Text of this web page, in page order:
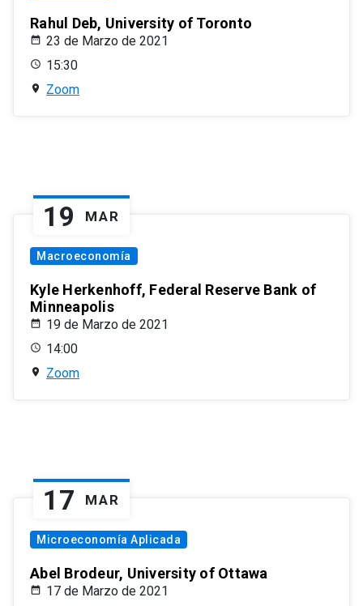
Rahul Deb, University of Toronto
23 de Marzo de 2021
15:30
Zoom
19 MAR
Macroeconomía
Kyle Herkenhoff, Federal Reserve Bank of
Minneapolis
19 de Marzo de 2021
14:00
Zoom
17 MAR
Microeconomía Aplicada
Abel Brodeur, University of Ottawa
17 de Marzo de 2021